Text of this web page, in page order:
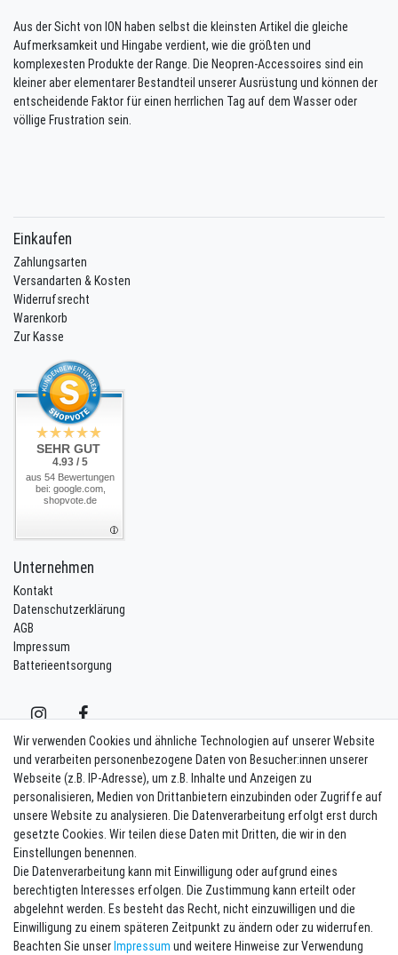
Aus der Sicht von ION haben selbst die kleinsten Artikel die gleiche
Aufmerksamkeit und Hingabe verdient, wie die größten und
komplexesten Produkte der Range. Die Neopren-Accessoires sind ein
kleiner aber elementarer Bestandteil unserer Ausrüstung und können der
entscheidende Faktor für einen herrlichen Tag auf dem Wasser oder
völlige Frustration sein.
Einkaufen
Zahlungsarten
Versandarten & Kosten
Widerrufsrecht
Warenkorb
Zur Kasse
SEHR GUT
4.93 / 5
aus 54 Bewertungen
bei: google.com,
shopvote.de
Unternehmen
Kontakt
Datenschutzerklärung
AGB
Impressum
Batterieentsorgung
Vertrag widerrufen Kontakt
Newsletter eintragen
Melde Dich an um alle Vorteile zu genießen. Plus 10 EUR Gutschein für
die Newsletteranmeldung, einlösbar ab 75 EUR Warenwert!
E-MAIL **
Newsletter
Honig
Hiermit bestätige ich, dass ich dieDaten­schutz­erklärunggelesen habe. Meine
Wir verwenden Cookies und ähnliche Technologien auf unserer Website
und verarbeiten personenbezogene Daten von Besucher:innen unserer
Webseite (z.B. IP-Adresse), um z.B. Inhalte und Anzeigen zu
personalisieren, Medien von Drittanbietern einzubinden oder Zugriffe auf
unsere Website zu analysieren. Die Datenverarbeitung erfolgt erst durch
gesetzte Cookies. Wir teilen diese Daten mit Dritten, die wir in den
Einstellungen benennen.
Die Datenverarbeitung kann mit Einwilligung oder aufgrund eines
berechtigten Interesses erfolgen. Die Zustimmung kann erteilt oder
abgelehnt werden. Es besteht das Recht, nicht einzuwilligen und die
Einwilligung zu einem späteren Zeitpunkt zu ändern oder zu widerrufen.
Beachten Sie unserImpressum und weitere Hinweise zur Verwendung